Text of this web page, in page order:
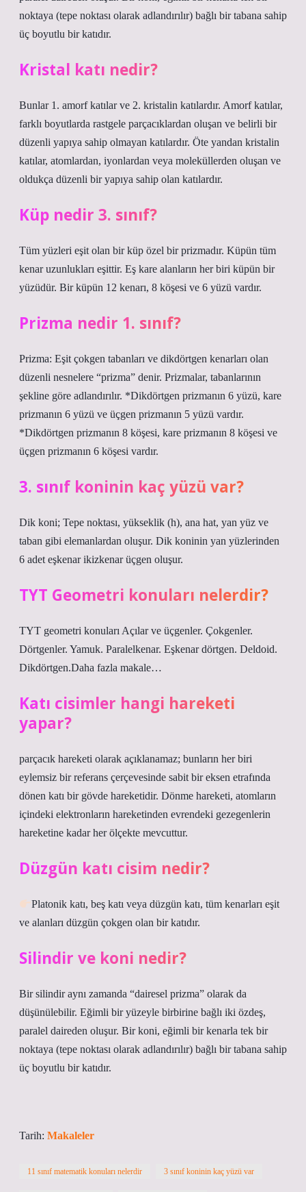
noktaya (tepe noktası olarak adlandırılır) bağlı bir tabana sahip
üç boyutlu bir katıdır.
Kristal katı nedir?
Bunlar 1. amorf katılar ve 2. kristalin katılardır. Amorf katılar,
farklı boyutlarda rastgele parçacıklardan oluşan ve belirli bir
düzenli yapıya sahip olmayan katılardır. Öte yandan kristalin
katılar, atomlardan, iyonlardan veya moleküllerden oluşan ve
oldukça düzenli bir yapıya sahip olan katılardır.
Küp nedir 3. sınıf?
Tüm yüzleri eşit olan bir küp özel bir prizmadır. Küpün tüm
kenar uzunlukları eşittir. Eş kare alanların her biri küpün bir
yüzüdür. Bir küpün 12 kenarı, 8 köşesi ve 6 yüzü vardır.
Prizma nedir 1. sınıf?
Prizma: Eşit çokgen tabanları ve dikdörtgen kenarları olan
düzenli nesnelere “prizma” denir. Prizmalar, tabanlarının
şekline göre adlandırılır. *Dikdörtgen prizmanın 6 yüzü, kare
prizmanın 6 yüzü ve üçgen prizmanın 5 yüzü vardır.
*Dikdörtgen prizmanın 8 köşesi, kare prizmanın 8 köşesi ve
üçgen prizmanın 6 köşesi vardır.
3. sınıf koninin kaç yüzü var?
Dik koni; Tepe noktası, yükseklik (h), ana hat, yan yüz ve
taban gibi elemanlardan oluşur. Dik koninin yan yüzlerinden
6 adet eşkenar ikizkenar üçgen oluşur.
TYT Geometri konuları nelerdir?
TYT geometri konuları Açılar ve üçgenler. Çokgenler.
Dörtgenler. Yamuk. Paralelkenar. Eşkenar dörtgen. Deldoid.
Dikdörtgen.Daha fazla makale…
Katı cisimler hangi hareketi
yapar?
parçacık hareketi olarak açıklanamaz; bunların her biri
eylemsiz bir referans çerçevesinde sabit bir eksen etrafında
dönen katı bir gövde hareketidir. Dönme hareketi, atomların
içindeki elektronların hareketinden evrendeki gezegenlerin
hareketine kadar her ölçekte mevcuttur.
Düzgün katı cisim nedir?
Platonik katı, beş katı veya düzgün katı, tüm kenarları eşit
ve alanları düzgün çokgen olan bir katıdır.
Silindir ve koni nedir?
Bir silindir aynı zamanda “dairesel prizma” olarak da
düşünülebilir. Eğimli bir yüzeyle birbirine bağlı iki özdeş,
paralel daireden oluşur. Bir koni, eğimli bir kenarla tek bir
noktaya (tepe noktası olarak adlandırılır) bağlı bir tabana sahip
üç boyutlu bir katıdır.
Tarih: Makaleler
11 sınıf matematik konuları nelerdir 3 sınıf koninin kaç yüzü var